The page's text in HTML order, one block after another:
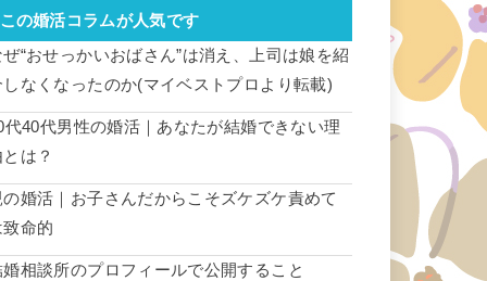
この婚活コラムが人気です
ぜ“おせっかいおばさん”は消え、上司は娘を紹
しなくなったのか(マイベストプロより転載)
代40代男性の婚活｜あなたが結婚できない理
は？
の婚活｜お子さんだからこそズケズケ責めて
致命的
婚相談所のプロフィールで公開すること